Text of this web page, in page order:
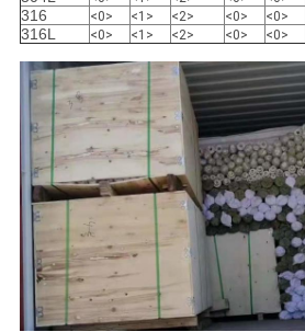
316
<0> <1> <2> <0> <0>
316L
<0> <1> <2> <0> <0>